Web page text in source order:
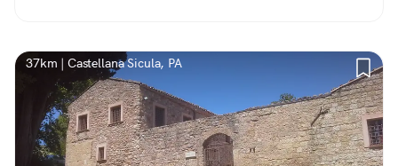
37km | Castellana Sicula, PA